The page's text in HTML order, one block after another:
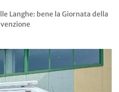
Langhe: bene la Giornata della